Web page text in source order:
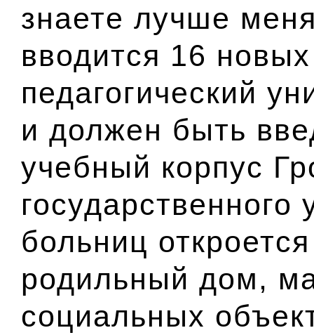
знаете лучше
вводится 16
педагогический
и должен быть
учебный корпус
государственного
больниц
родильный дом,
социальных